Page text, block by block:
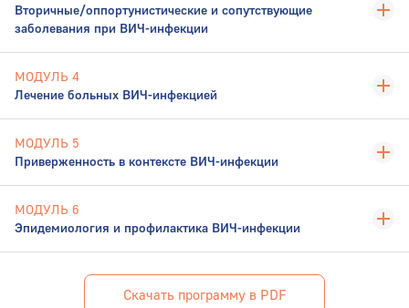
Вторичные/оппортунистические и сопутствующие
заболевания при ВИЧ-инфекции
МОДУЛЬ 4
Лечение больных ВИЧ-инфекцией
МОДУЛЬ 5
Приверженность в контексте ВИЧ-инфекции
МОДУЛЬ 6
Эпидемиология и профилактика ВИЧ-инфекции
Скачать программу в PDF